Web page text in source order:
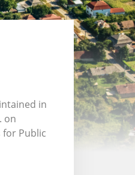
in
on
for Public